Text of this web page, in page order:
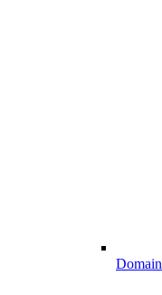
Domain